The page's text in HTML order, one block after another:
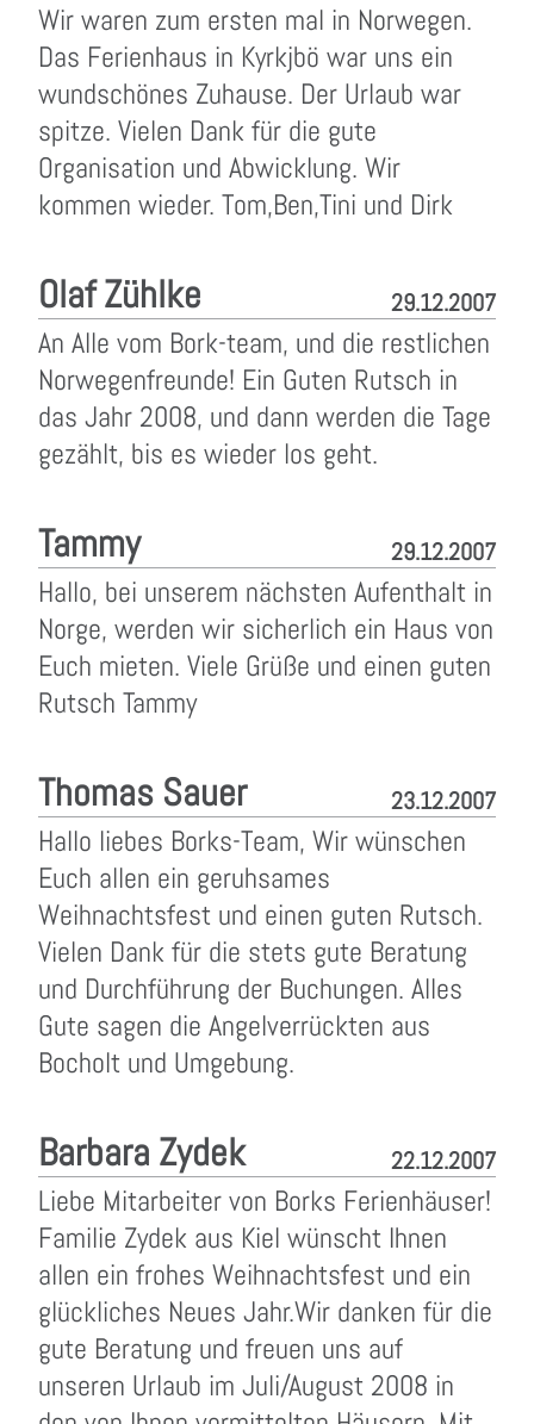
Wir waren zum ersten mal in Norwegen.
Das Ferienhaus in Kyrkjbö war uns ein
wundschönes Zuhause. Der Urlaub war
spitze. Vielen Dank für die gute
Organisation und Abwicklung. Wir
kommen wieder. Tom,Ben,Tini und Dirk
Olaf Zühlke 29.12.2007
An Alle vom Bork-team, und die restlichen
Norwegenfreunde! Ein Guten Rutsch in
das Jahr 2008, und dann werden die Tage
gezählt, bis es wieder los geht.
Tammy 29.12.2007
Hallo, bei unserem nächsten Aufenthalt in
Norge, werden wir sicherlich ein Haus von
Euch mieten. Viele Grüße und einen guten
Rutsch Tammy
Thomas Sauer 23.12.2007
Hallo liebes Borks-Team, Wir wünschen
Euch allen ein geruhsames
Weihnachtsfest und einen guten Rutsch.
Vielen Dank für die stets gute Beratung
und Durchführung der Buchungen. Alles
Gute sagen die Angelverrückten aus
Bocholt und Umgebung.
Barbara Zydek 22.12.2007
Liebe Mitarbeiter von Borks Ferienhäuser!
Familie Zydek aus Kiel wünscht Ihnen
allen ein frohes Weihnachtsfest und ein
glückliches Neues Jahr.Wir danken für die
gute Beratung und freuen uns auf
unseren Urlaub im Juli/August 2008 in